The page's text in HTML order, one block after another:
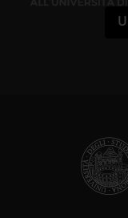
utilizzi il
partner
che hai
raccolto